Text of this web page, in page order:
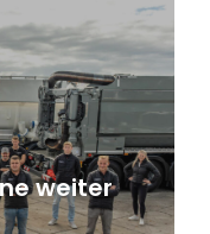
weiter